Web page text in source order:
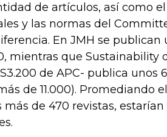
de artículos, así como
y las normas del
En JMH se
mientras que Sustainability
de APC- publica unos
de 11.000). Promediando
más de 470 revistas,